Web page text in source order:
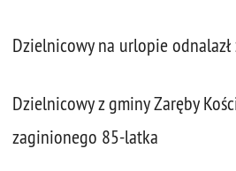
Dzielnicowy na urlopie
Dzielnicowy z gminy Zaręby
zaginionego 85-latka